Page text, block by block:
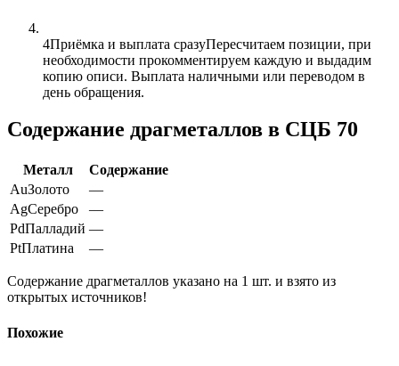
4Приёмка и выплата сразуПересчитаем позиции, при
необходимости прокомментируем каждую и выдадим
копию описи. Выплата наличными или переводом в
день обращения.
Содержание драгметаллов в СЦБ 70
Металл
Содержание
AuЗолото
—
AgСеребро
—
PdПалладий —
PtПлатина —
Содержание драгметаллов указано на 1 шт. и взято из
открытых источников!
Похожие